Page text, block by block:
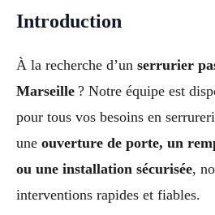
Introduction
À la recherche d’un serrurier
Marseille ? Notre équipe est
pour tous vos besoins en
une ouverture de porte, un
ou une installation sécurisée,
interventions rapides et fiables.